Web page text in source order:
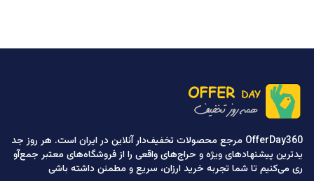
OfferDay360 مرجع محصولات تخفیف‌دار آنلاین در ایران است. هر روز جد
یدترین پیشنهادهای ویژه و حراج‌های واقعی را از فروشگاه‌های معتبر جمع‌آو
ری می‌کنیم تا شما تجربه خرید ارزان، سریع و مطمئن داشته باشی